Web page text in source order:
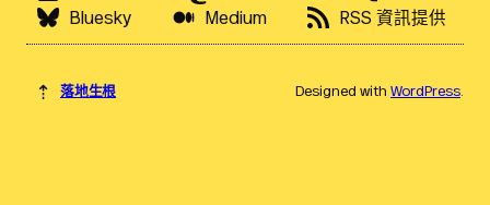
Bluesky
Medium RSS 資訊提供
⇡ 落地生根 Designed with WordPress.